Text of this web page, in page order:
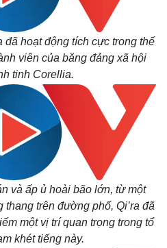
đã hoạt động tích cực trong thế
viên của băng đảng xã hội
tinh Corellia.
và ấp ủ hoài bão lớn, từ một
trên đường phố, Qi’ra đã
một vị trí quan trọng trong tổ
khét tiếng này.